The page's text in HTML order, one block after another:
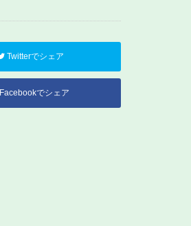
Twitterでシェア
Facebookでシェア